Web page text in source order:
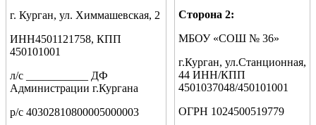
г. Курган, ул. Химмашевская, 2
ИНН4501121758, КПП
450101001
л/с ___________ ДФ
Администрации г.Кургана
р/с 40302810800005000003
Сторона 2:
МБОУ «СОШ № 36»
г.Курган, ул.Станционная,
44 ИНН/КПП
4501037048/450101001
ОГРН 1024500519779